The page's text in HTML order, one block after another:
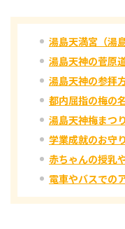
湯島天満宮（湯
湯島天神の菅原
湯島天神の参拝
都内屈指の梅の
湯島天神梅まつ
学業成就のお守
赤ちゃんの授乳
電車やバスでの